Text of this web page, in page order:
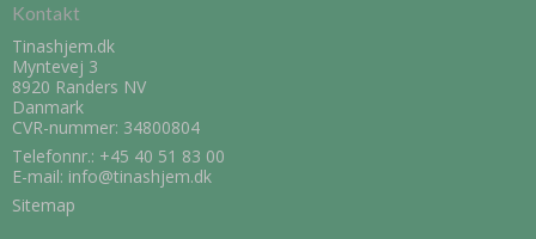
Kontakt
Tinashjem.dk
Myntevej 3
8920 Randers NV
Danmark
CVR-nummer: 34800804
Telefonnr.: +45 40 51 83 00
E-mail: info@tinashjem.dk
Sitemap